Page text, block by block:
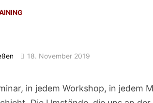
18. November 2019
in jedem Workshop, in jedem